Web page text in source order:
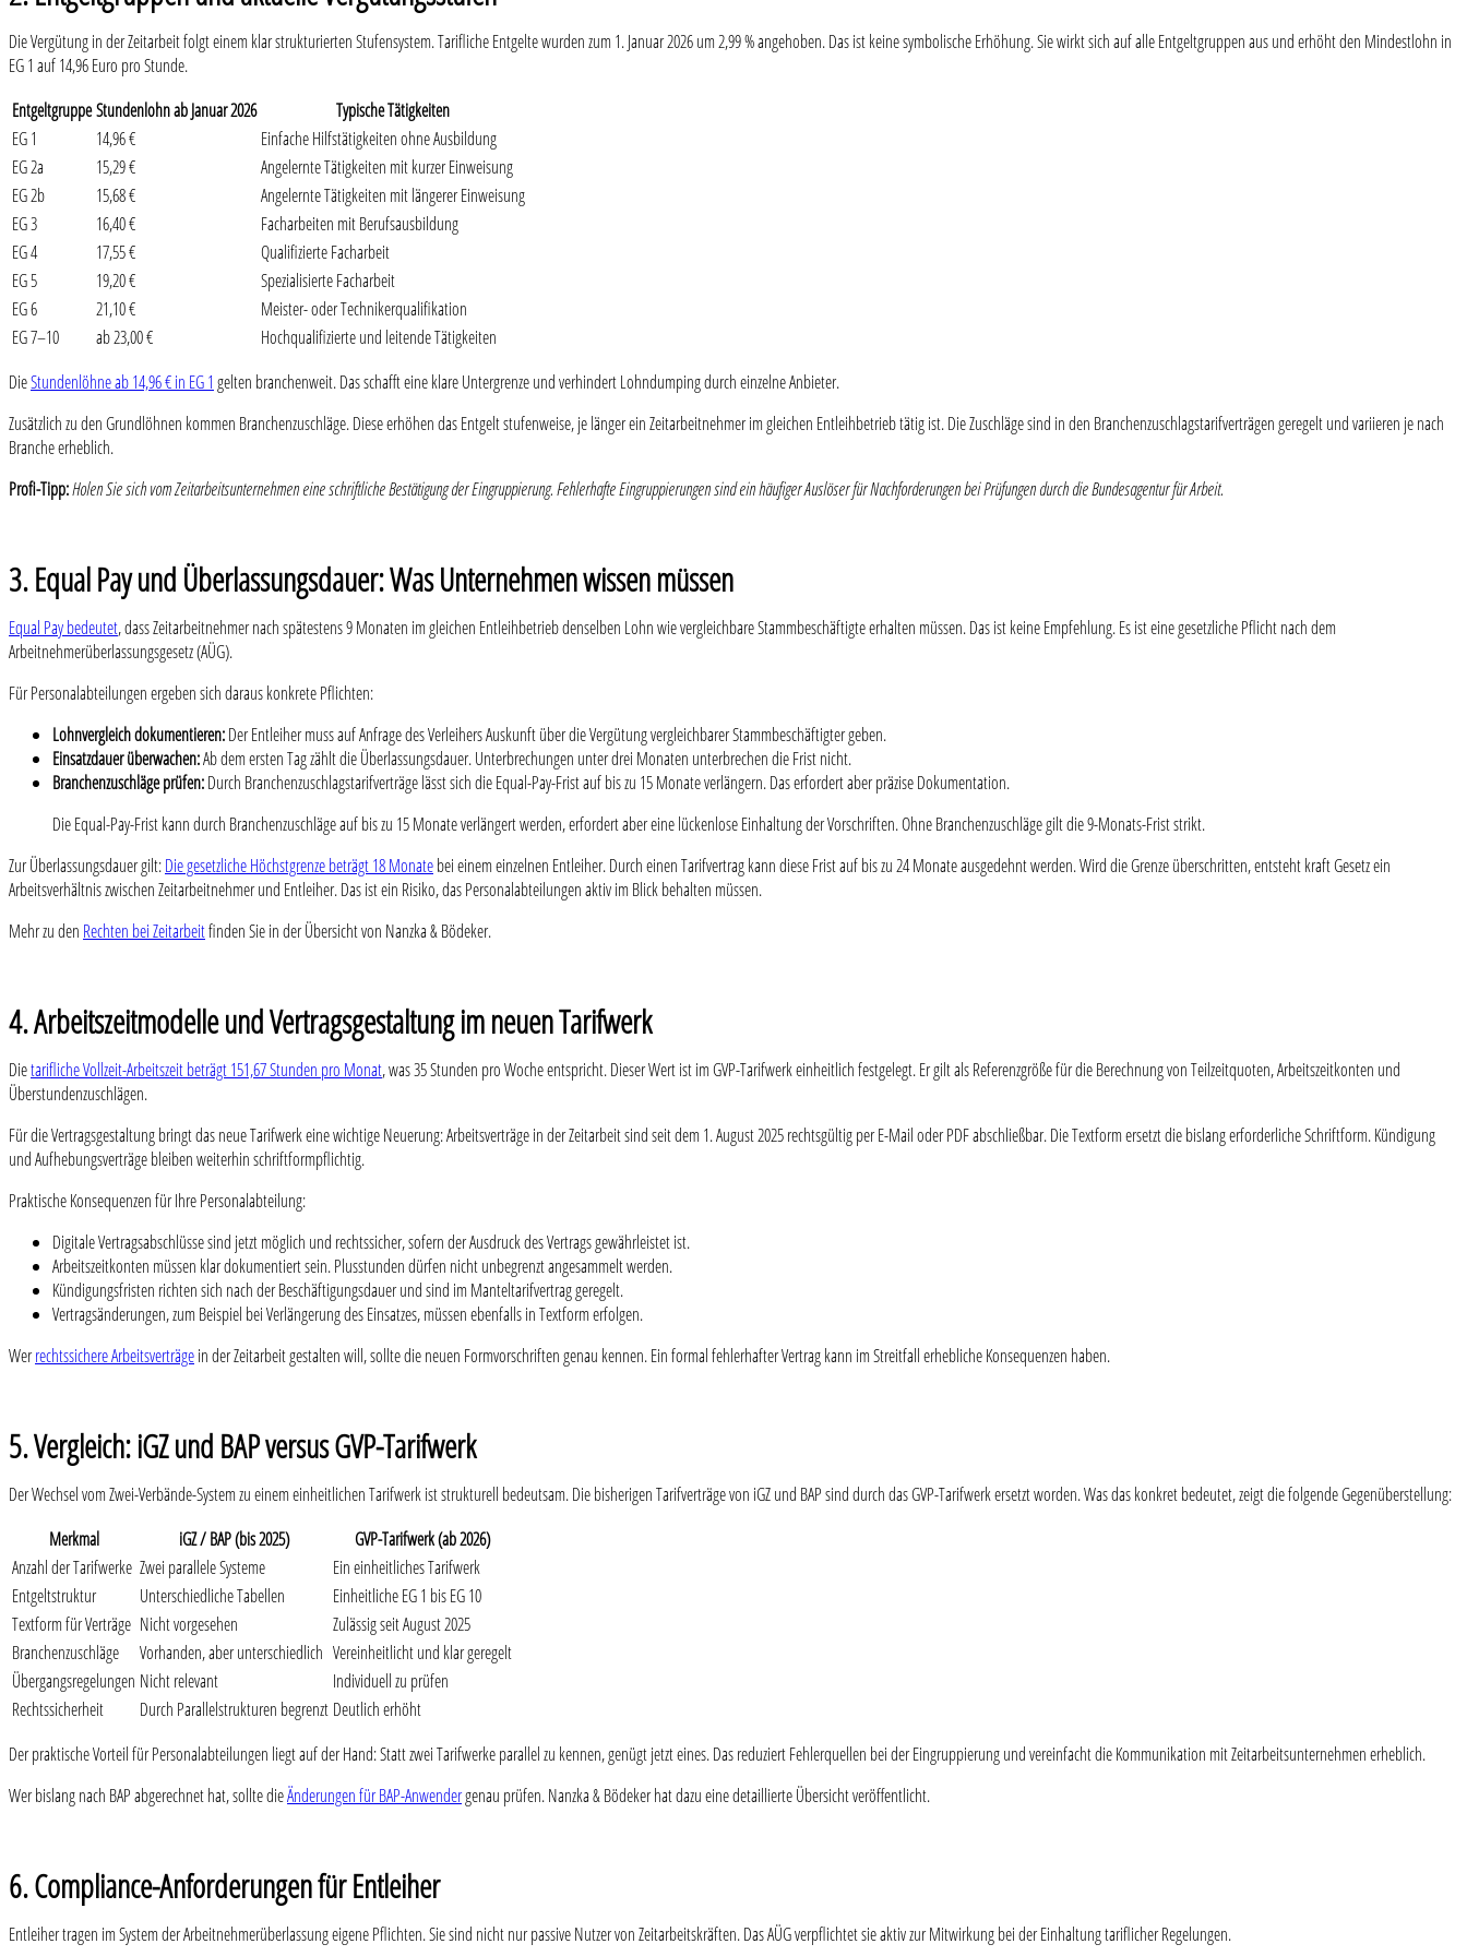
Die Vergütung in der Zeitarbeit folgt einem klar strukturierten Stufensystem. Tarifliche Entgelte wurden zum 1. Januar 2026 um 2,99 % angehoben. Das ist keine symbolische Erhöhung. Sie wirkt sich auf alle Entgeltgruppen aus und erhöht den Mindestlohn in
EG 1 auf 14,96 Euro pro Stunde.
EntgeltgruppeStundenlohn ab Januar 2026
Typische Tätigkeiten
EG 1
14,96 €
Einfache Hilfstätigkeiten ohne Ausbildung
EG 2a
15,29 €
Angelernte Tätigkeiten mit kurzer Einweisung
EG 2b
15,68 €
Angelernte Tätigkeiten mit längerer Einweisung
EG 3
16,40 €
Facharbeiten mit Berufsausbildung
EG 4
17,55 €
Qualifizierte Facharbeit
EG 5
19,20 €
Spezialisierte Facharbeit
EG 6
21,10 €
Meister- oder Technikerqualifikation
EG 7–10
ab 23,00 €
Hochqualifizierte und leitende Tätigkeiten
DieStundenlöhne ab 14,96 € in EG 1 gelten branchenweit. Das schafft eine klare Untergrenze und verhindert Lohndumping durch einzelne Anbieter.
Zusätzlich zu den Grundlöhnen kommen Branchenzuschläge. Diese erhöhen das Entgelt stufenweise, je länger ein Zeitarbeitnehmer im gleichen Entleihbetrieb tätig ist. Die Zuschläge sind in den Branchenzuschlagstarifverträgen geregelt und variieren je nach
Branche erheblich.
Profi-Tipp:Holen Sie sich vom Zeitarbeitsunternehmen eine schriftliche Bestätigung der Eingruppierung. Fehlerhafte Eingruppierungen sind ein häufiger Auslöser für Nachforderungen bei Prüfungen durch die Bundesagentur für Arbeit.
3. Equal Pay und Überlassungsdauer: Was Unternehmen wissen müssen
Equal Pay bedeutet, dass Zeitarbeitnehmer nach spätestens 9 Monaten im gleichen Entleihbetrieb denselben Lohn wie vergleichbare Stammbeschäftigte erhalten müssen. Das ist keine Empfehlung. Es ist eine gesetzliche Pflicht nach dem
Arbeitnehmerüberlassungsgesetz (AÜG).
Für Personalabteilungen ergeben sich daraus konkrete Pflichten:
Lohnvergleich dokumentieren:Der Entleiher muss auf Anfrage des Verleihers Auskunft über die Vergütung vergleichbarer Stammbeschäftigter geben.
Einsatzdauer überwachen:Ab dem ersten Tag zählt die Überlassungsdauer. Unterbrechungen unter drei Monaten unterbrechen die Frist nicht.
Branchenzuschläge prüfen:Durch Branchenzuschlagstarifverträge lässt sich die Equal-Pay-Frist auf bis zu 15 Monate verlängern. Das erfordert aber präzise Dokumentation.
Die Equal-Pay-Frist kann durch Branchenzuschläge auf bis zu 15 Monate verlängert werden, erfordert aber eine lückenlose Einhaltung der Vorschriften. Ohne Branchenzuschläge gilt die 9-Monats-Frist strikt.
Zur Überlassungsdauer gilt:Die gesetzliche Höchstgrenze beträgt 18 Monatebei einem einzelnen Entleiher. Durch einen Tarifvertrag kann diese Frist auf bis zu 24 Monate ausgedehnt werden. Wird die Grenze überschritten, entsteht kraft Gesetz ein
Arbeitsverhältnis zwischen Zeitarbeitnehmer und Entleiher. Das ist ein Risiko, das Personalabteilungen aktiv im Blick behalten müssen.
Mehr zu den Rechten bei Zeitarbeitfinden Sie in der Übersicht von Nanzka & Bödeker.
4. Arbeitszeitmodelle und Vertragsgestaltung im neuen Tarifwerk
Dietarifliche Vollzeit-Arbeitszeit beträgt 151,67 Stunden pro Monat, was 35 Stunden pro Woche entspricht. Dieser Wert ist im GVP-Tarifwerk einheitlich festgelegt. Er gilt als Referenzgröße für die Berechnung von Teilzeitquoten, Arbeitszeitkonten und
Überstundenzuschlägen.
Für die Vertragsgestaltung bringt das neue Tarifwerk eine wichtige Neuerung: Arbeitsverträge in der Zeitarbeit sind seit dem 1. August 2025 rechtsgültig per E-Mail oder PDF abschließbar. Die Textform ersetzt die bislang erforderliche Schriftform. Kündigung
und Aufhebungsverträge bleiben weiterhin schriftformpflichtig.
Praktische Konsequenzen für Ihre Personalabteilung:
Digitale Vertragsabschlüsse sind jetzt möglich und rechtssicher, sofern der Ausdruck des Vertrags gewährleistet ist.
Arbeitszeitkonten müssen klar dokumentiert sein. Plusstunden dürfen nicht unbegrenzt angesammelt werden.
Kündigungsfristen richten sich nach der Beschäftigungsdauer und sind im Manteltarifvertrag geregelt.
Vertragsänderungen, zum Beispiel bei Verlängerung des Einsatzes, müssen ebenfalls in Textform erfolgen.
Werrechtssichere Arbeitsverträgein der Zeitarbeit gestalten will, sollte die neuen Formvorschriften genau kennen. Ein formal fehlerhafter Vertrag kann im Streitfall erhebliche Konsequenzen haben.
5. Vergleich: iGZ und BAP versus GVP-Tarifwerk
Der Wechsel vom Zwei-Verbände-System zu einem einheitlichen Tarifwerk ist strukturell bedeutsam. Die bisherigen Tarifverträge von iGZ und BAP sind durch das GVP-Tarifwerk ersetzt worden. Was das konkret bedeutet, zeigt die folgende Gegenüberstellung:
Merkmal
iGZ / BAP (bis 2025)
GVP-Tarifwerk (ab 2026)
Anzahl der Tarifwerke Zwei parallele Systeme
Ein einheitliches Tarifwerk
Entgeltstruktur
Unterschiedliche Tabellen
Einheitliche EG 1 bis EG 10
Textform für Verträge Nicht vorgesehen
Zulässig seit August 2025
Branchenzuschläge
Vorhanden, aber unterschiedlich Vereinheitlicht und klar geregelt
Übergangsregelungen Nicht relevant
Individuell zu prüfen
Rechtssicherheit
Durch Parallelstrukturen begrenzt Deutlich erhöht
Der praktische Vorteil für Personalabteilungen liegt auf der Hand: Statt zwei Tarifwerke parallel zu kennen, genügt jetzt eines. Das reduziert Fehlerquellen bei der Eingruppierung und vereinfacht die Kommunikation mit Zeitarbeitsunternehmen erheblich.
Wer bislang nach BAP abgerechnet hat, sollte dieÄnderungen für BAP-Anwendergenau prüfen. Nanzka & Bödeker hat dazu eine detaillierte Übersicht veröffentlicht.
6. Compliance-Anforderungen für Entleiher
Entleiher tragen im System der Arbeitnehmerüberlassung eigene Pflichten. Sie sind nicht nur passive Nutzer von Zeitarbeitskräften. Das AÜG verpflichtet sie aktiv zur Mitwirkung bei der Einhaltung tariflicher Regelungen.